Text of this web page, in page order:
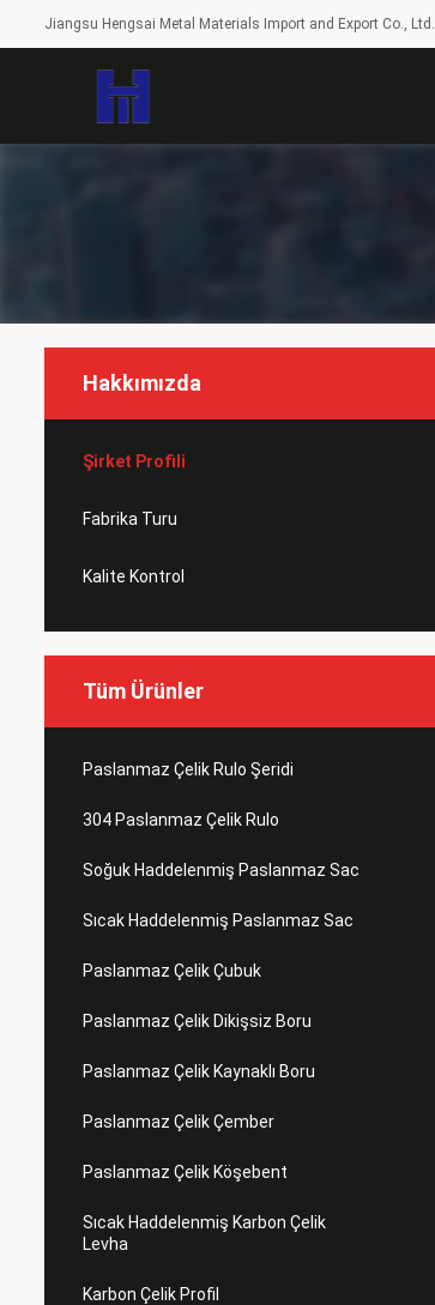
Jiangsu Hengsai Metal Materials Import and Export Co., Ltd.
Hakkımızda
Şirket Profili
Fabrika Turu
Kalite Kontrol
Tüm Ürünler
Paslanmaz Çelik Rulo Şeridi
304 Paslanmaz Çelik Rulo
Soğuk Haddelenmiş Paslanmaz Sac
Sıcak Haddelenmiş Paslanmaz Sac
Paslanmaz Çelik Çubuk
Paslanmaz Çelik Dikişsiz Boru
Paslanmaz Çelik Kaynaklı Boru
Paslanmaz Çelik Çember
Paslanmaz Çelik Köşebent
Sıcak Haddelenmiş Karbon Çelik
Levha
Karbon Çelik Profil